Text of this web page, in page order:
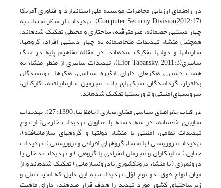
در راهنمای ارزیابی مخاطرات موسسه ملی استاندارد و فناوری آمریکا
(Computer Security Division,2012:17)، تهدیدات از منظر منشاء، به
چهار دسته­ی خصمانه، غیرمترقّبه، ساختاری و محیطی تفکیک شده­اند.
همچنین منشاء تهدیدات متخاصمانه به چهار دسته­ی افراد، گروه­ها،
سازمان­ها و دولت­ها تفکیک شده­اند. در مقاله مفاهیم پایه در جنگ
سایبری(Lior Tabansky, 2011:3)، تهدیدات سایبری از منظر منشاء به
هشت دسته­ی هکرهای دارای انگیزه سیاسی، هکرها، نویسندگان
بدافزار، گردانندگان شبکه­های بات، مجرمین سازمان­یافته، کارکنان،
سرویس­های امنیتی و تروریست­ها تفکیک شده­اند.
در کتاب جغرافیای سیاسی فضای مجازی (حافظ نیا، 1390: 27)، تهدیدات
سایبری خصمانه، در سه دسته با عناوین تهدیدات خارجی( از نوع
تهدیدات نظامی، امنیتی با منشاء دولت­ها و گروه­های سازمان­یافته)،
تهدیدات تروریستی ( با منشاء گروه­های افراطی و تروریستی )، تهدیدات
جنایی ( جنایت­کاران و مجرمان انفرادی یا گروهی ) و تهدیدات داخلی یا
درون­مرزی ( با منشاء درون­کشوری یا درون­سازمانی ) تفکیک شده­اند و از
میان انواع فوق، دو نوع اوّل تهدیدات، به این دلیل که امنیت ملی و
زیرساخت­های کشور مورد تهدید را هدف قرار می­دهند، دارای ماهیت